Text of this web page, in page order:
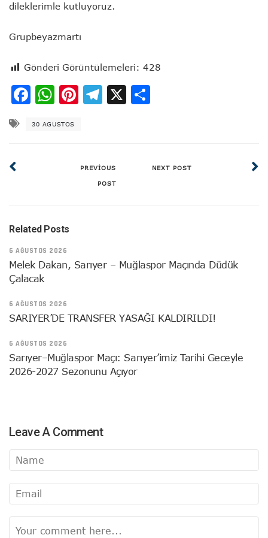
dileklerimle kutluyoruz.
Grupbeyazmartı
Gönderi Görüntülemeleri: 428
Facebook
WhatsApp
Pinterest
Telegram
X
30 AGUSTOS
PREVIOUS
POST
NEXT POST
Related Posts
6 AĞUSTOS 2026
Melek Dakan, Sarıyer – Muğlaspor Maçında Düdük
Çalacak
6 AĞUSTOS 2026
SARIYER’DE TRANSFER YASAĞI KALDIRILDI!
6 AĞUSTOS 2026
Sarıyer–Muğlaspor Maçı: Sarıyer’imiz Tarihi Geceyle
2026-2027 Sezonunu Açıyor
Leave A Comment